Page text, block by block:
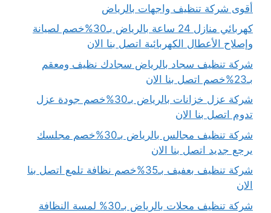
أقوى شركة تنظيف واجهات بالرياض
كهربائي منازل 24 ساعة بالرياض بـ30%خصم لصيانة
وإصلاح الأعطال الكهربائية اتصل بنا الان
شركة تنظيف سجاد بالرياض سجادك نظيف ومعقم
بـ23%خصم اتصل بنا الان
شركة عزل خزانات بالرياض بـ30%خصم جودة عزل
تدوم اتصل بنا الان
شركة تنظيف مجالس بالرياض بـ30%خصم مجلسك
يرجع جديد اتصل بنا الان
شركة تنظيف بعفيف بـ35%خصم نظافة تلمع اتصل بنا
الان
شركة تنظيف محلات بالرياض بـ30% لمسة النظافة